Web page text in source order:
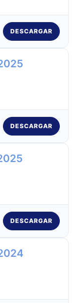
DESCARGAR
DESCARGAR
DESCARGAR